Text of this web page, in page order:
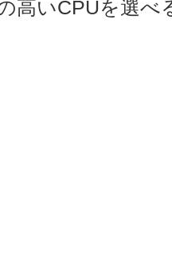
高いCPUを選べ